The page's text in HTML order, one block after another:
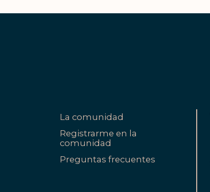
La comunidad
Registrarme en la
comunidad
Preguntas frecuentes